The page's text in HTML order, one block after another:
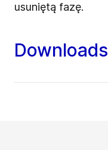
usuniętą fazę.
Downloads